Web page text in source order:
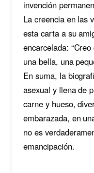
invención
La creencia en las
esta carta a su
encarcelada:
una bella, una
En suma, la
asexual y llena de
carne y hueso,
embarazada, en
no es
emancipación.